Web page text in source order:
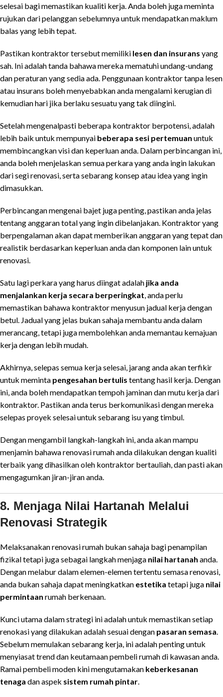
selesai bagi memastikan kualiti kerja. Anda boleh juga meminta
rujukan dari pelanggan sebelumnya untuk mendapatkan maklum
balas yang lebih tepat.
Pastikan kontraktor tersebut memiliki lesen dan insurans yang
sah. Ini adalah tanda bahawa mereka mematuhi undang-undang
dan peraturan yang sedia ada. Penggunaan kontraktor tanpa lesen
atau insurans boleh menyebabkan anda mengalami kerugian di
kemudian hari jika berlaku sesuatu yang tak diingini.
Setelah mengenalpasti beberapa kontraktor berpotensi, adalah
lebih baik untuk mempunyai beberapa sesi pertemuan untuk
membincangkan visi dan keperluan anda. Dalam perbincangan ini,
anda boleh menjelaskan semua perkara yang anda ingin lakukan
dari segi renovasi, serta sebarang konsep atau idea yang ingin
dimasukkan.
Perbincangan mengenai bajet juga penting, pastikan anda jelas
tentang anggaran total yang ingin dibelanjakan. Kontraktor yang
berpengalaman akan dapat memberikan anggaran yang tepat dan
realistik berdasarkan keperluan anda dan komponen lain untuk
renovasi.
Satu lagi perkara yang harus diingat adalah jika anda
menjalankan kerja secara berperingkat , anda perlu
memastikan bahawa kontraktor menyusun jadual kerja dengan
betul. Jadual yang jelas bukan sahaja membantu anda dalam
merancang, tetapi juga membolehkan anda memantau kemajuan
kerja dengan lebih mudah.
Akhirnya, selepas semua kerja selesai, jarang anda akan terfikir
untuk meminta pengesahan bertulis tentang hasil kerja. Dengan
ini, anda boleh mendapatkan tempoh jaminan dan mutu kerja dari
kontraktor. Pastikan anda terus berkomunikasi dengan mereka
selepas proyek selesai untuk sebarang isu yang timbul.
Dengan mengambil langkah-langkah ini, anda akan mampu
menjamin bahawa renovasi rumah anda dilakukan dengan kualiti
terbaik yang dihasilkan oleh kontraktor bertauliah, dan pasti akan
mengagumkan jiran-jiran anda.
8. Menjaga Nilai Hartanah Melalui
Renovasi Strategik
Melaksanakan renovasi rumah bukan sahaja bagi penampilan
fizikal tetapi juga sebagai langkah menjaga nilai hartanah anda.
Dengan melabur dalam elemen-elemen tertentu semasa renovasi,
anda bukan sahaja dapat meningkatkan estetika tetapi juga nilai
permintaan rumah berkenaan.
Kunci utama dalam strategi ini adalah untuk memastikan setiap
renokasi yang dilakukan adalah sesuai dengan pasaran semasa
Sebelum memulakan sebarang kerja, ini adalah penting untuk
menyiasat trend dan keutamaan pembeli rumah di kawasan anda.
Ramai pembeli moden kini mengutamakan keberkesanan
tenaga dan aspek sistem rumah pintar